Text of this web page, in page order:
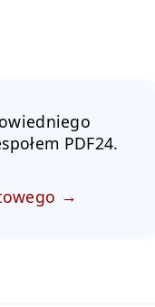
PDF24.